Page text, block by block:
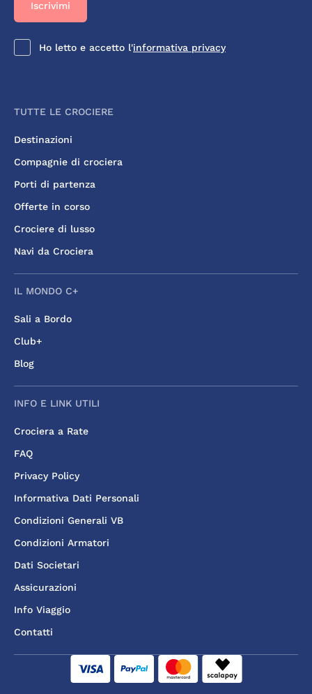
Ho letto e accetto l'informativa privacy
TUTTE LE CROCIERE
Destinazioni
Compagnie di crociera
Porti di partenza
Offerte in corso
Crociere di lusso
Navi da Crociera
IL MONDO C+
Sali a Bordo
Club+
Blog
INFO E LINK UTILI
Crociera a Rate
FAQ
Privacy Policy
Informativa Dati Personali
Condizioni Generali VB
Condizioni Armatori
Dati Societari
Assicurazioni
Info Viaggio
Contatti